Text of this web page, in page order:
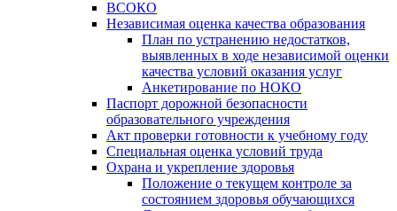
ВСОКО
Независимая оценка качества образования
План по устранению недостатков,
выявленных в ходе независимой оценки
качества условий оказания услуг
Анкетирование по НОКО
Паспорт дорожной безопасности
образовательного учреждения
Акт проверки готовности к учебному году
Специальная оценка условий труда
Охрана и укрепление здоровья
Положение о текущем контроле за
состоянием здоровья обучающихся